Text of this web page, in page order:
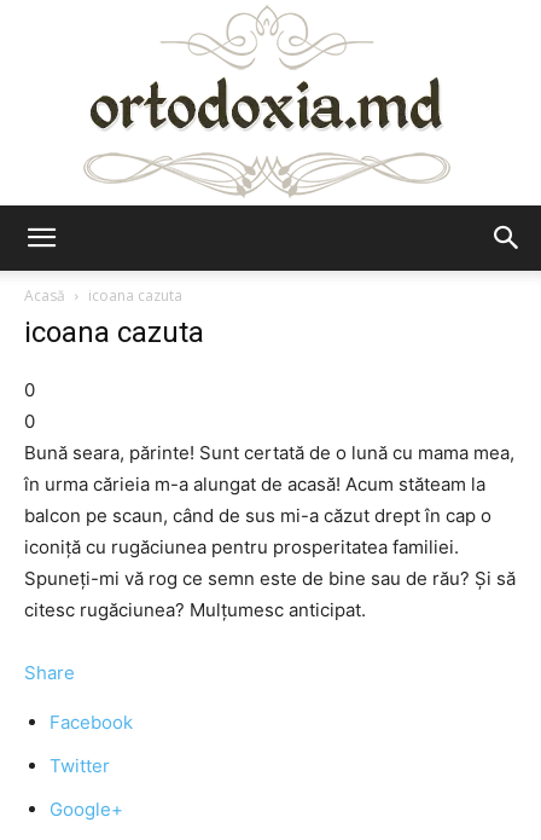
Acasă
icoana cazuta
icoana cazuta
0
0
Bună seara, părinte! Sunt certată de o lună cu mama mea,
în urma cărieia m-a alungat de acasă! Acum stăteam la
balcon pe scaun, când de sus mi-a căzut drept în cap o
iconiţă cu rugăciunea pentru prosperitatea familiei.
Spuneţi-mi vă rog ce semn este de bine sau de rău? Şi să
citesc rugăciunea? Mulţumesc anticipat.
Share
Facebook
Twitter
Google+